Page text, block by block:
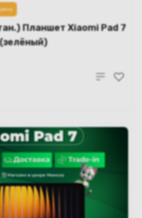
Планшет Xiaomi Pad 7